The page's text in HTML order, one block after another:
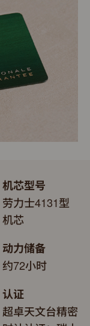
悦非常。
机芯型号
劳力士4131型
机芯
动力储备
约72小时
认证
超卓天文台精密